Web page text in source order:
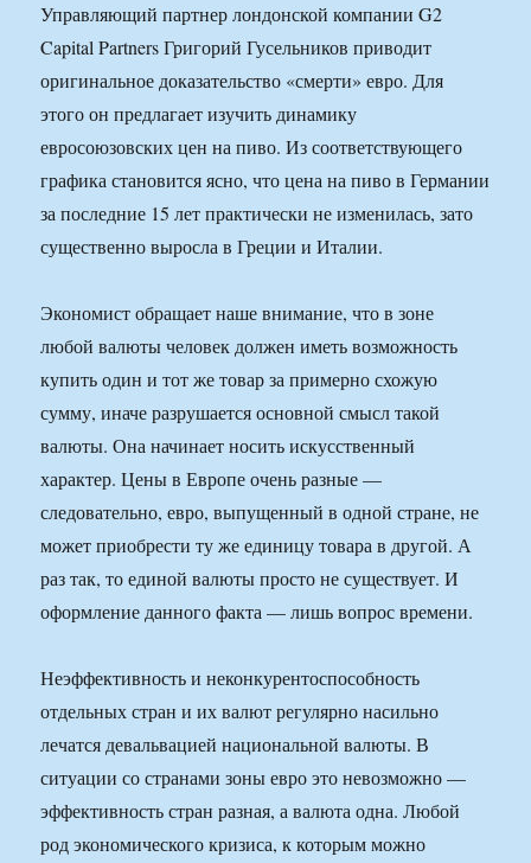
Управляющий партнер лондонской компании G2
Capital Partners Григорий Гусельников приводит
оригинальное доказательство «смерти» евро. Для
этого он предлагает изучить динамику
евросоюзовских цен на пиво. Из соответствующего
графика становится ясно, что цена на пиво в Германии
за последние 15 лет практически не изменилась, зато
существенно выросла в Греции и Италии.
Экономист обращает наше внимание, что в зоне
любой валюты человек должен иметь возможность
купить один и тот же товар за примерно схожую
сумму, иначе разрушается основной смысл такой
валюты. Она начинает носить искусственный
характер. Цены в Европе очень разные —
следовательно, евро, выпущенный в одной стране, не
может приобрести ту же единицу товара в другой. А
раз так, то единой валюты просто не существует. И
оформление данного факта — лишь вопрос времени.
Неэффективность и неконкурентоспособность
отдельных стран и их валют регулярно насильно
лечатся девальвацией национальной валюты. В
ситуации со странами зоны евро это невозможно —
эффективность стран разная, а валюта одна. Любой
род экономического кризиса, к которым можно